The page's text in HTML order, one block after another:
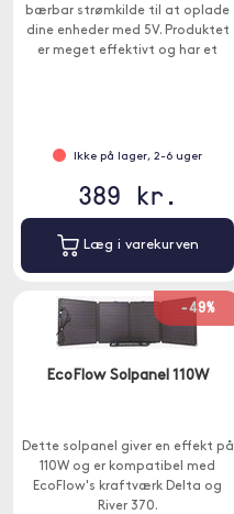
bærbar strømkilde til at oplade
dine enheder med 5V. Produktet
er meget effektivt og har et
Ikke på lager, 2-6 uger
389 kr.
Læg i varekurven
-49%
EcoFlow Solpanel 110W
Dette solpanel giver en effekt på
110W og er kompatibel med
EcoFlow's kraftværk Delta og
River 370.